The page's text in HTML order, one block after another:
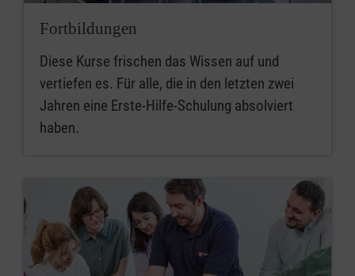
Fortbildungen
Diese Kurse frischen das Wissen auf und
vertiefen es. Für alle, die in den letzten zwei
Jahren eine Erste-Hilfe-Schulung absolviert
haben.